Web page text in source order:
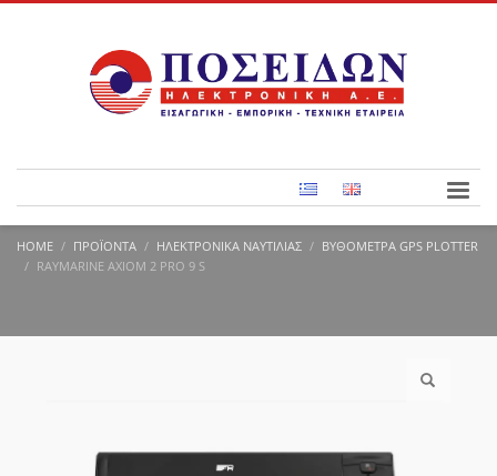
HOME ΠΡΟΪΌΝΤΑ ΗΛΕΚΤΡΟΝΙΚΆ ΝΑΥΤΙΛΊΑΣ
ΒΥΘΌΜΕΤΡΑ GPS PLOTTER
RAYMARINE AXIOM 2 PRO 9 S